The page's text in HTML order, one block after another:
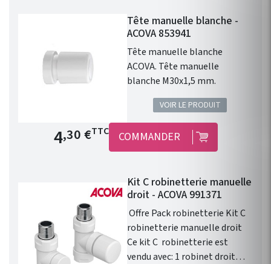
avec précision de la
température d'un radiateur ou
d'un sèche serviette à eau
chaude.
Tête manuelle blanche -
ACOVA 853941
Tête manuelle blanche
ACOVA. Tête manuelle
blanche M30x1,5 mm.
VOIR LE PRODUIT
Prix de base
4,30 €TTC COMMANDER
Kit C robinetterie manuelle
droit - ACOVA 991371
Offre Pack robinetterie Kit C
robinetterie manuelle droit
Ce kit C robinetterie est
vendu avec: 1 robinet droit